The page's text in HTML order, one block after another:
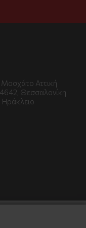
Αττική
Θεσσαλονίκη